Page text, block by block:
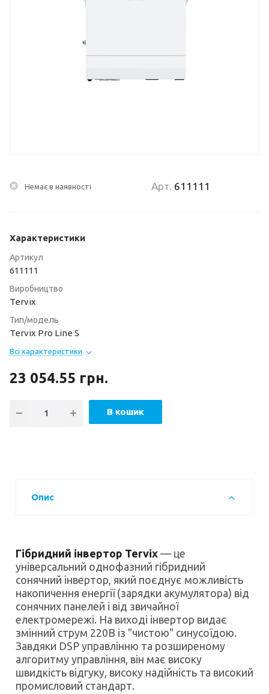
Немає в наявності Арт. 611111
Характеристики
Артикул
611111
Виробництво
Tervix
Тип/модель
Tervix Pro Line S
Всі характеристики
23 054.55 грн.
В кошик
Опис
Гібридний інвертор Tervix — це
універсальний однофазний гібридний
сонячний інвертор, який поєднує можливість
накопичення енергії (зарядки акумулятора) від
сонячних панелей і від звичайної
електромережі. На виході інвертор видає
змінний струм 220В із "чистою" синусоїдою.
Завдяки DSP управлінню та розширеному
алгоритму управління, він має високу
швидкість відгуку, високу надійність та високий
промисловий стандарт.